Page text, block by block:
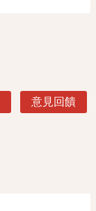
意見回饋